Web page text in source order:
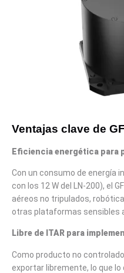
Ventajas clave de
Eficiencia energética para
Con un consumo de energía
con los 12 W del LN-200), el
aéreos no tripulados,
otras plataformas sensibles
Libre de ITAR para
Como producto no controlado
exportar libremente, lo que lo